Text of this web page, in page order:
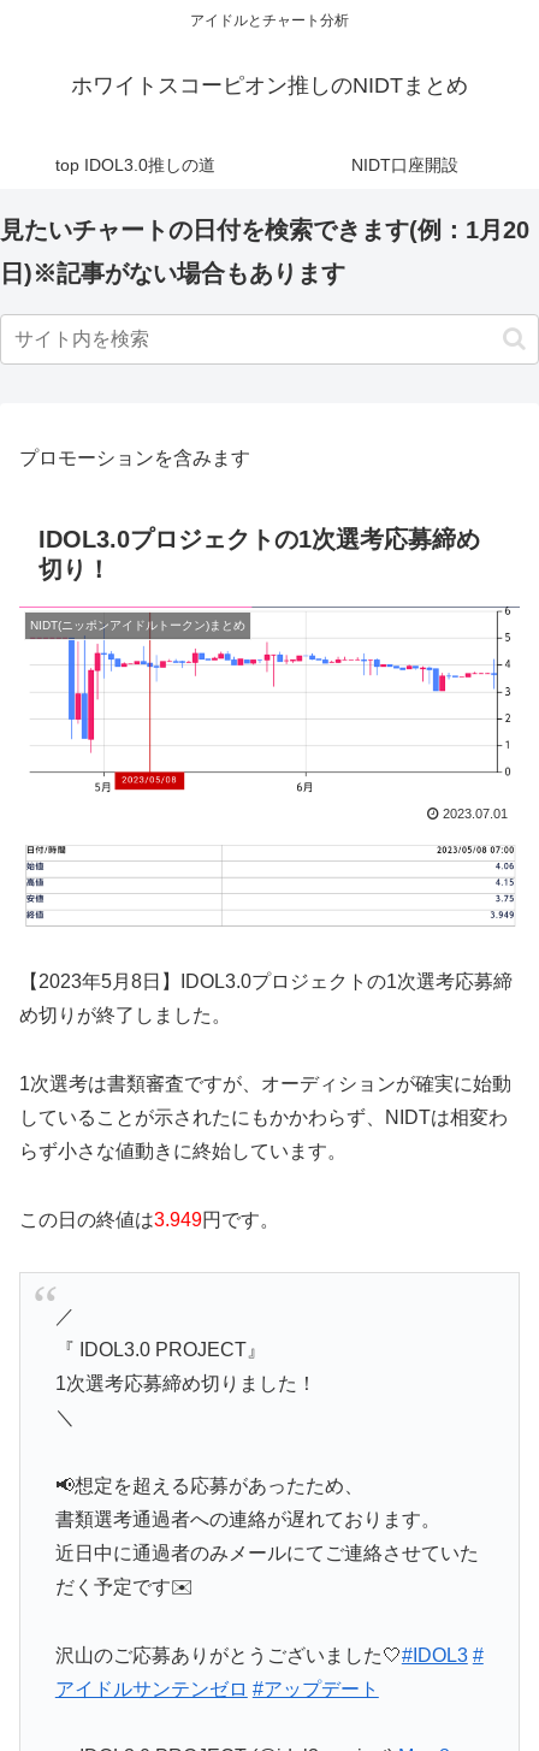
アイドルとチャート分析
ホワイトスコーピオン推しのNIDTまとめ
top IDOL3.0推しの道 NIDT口座開設
見たいチャートの日付を検索できます(例：1月20
日)※記事がない場合もあります
プロモーションを含みます
IDOL3.0プロジェクトの1次選考応募締め
切り！
NIDT(ニッポンアイドルトークン)まとめ
2023.07.01
【2023年5月8日】IDOL3.0プロジェクトの1次選考応募締
め切りが終了しました。
1次選考は書類審査ですが、オーディションが確実に始動
していることが示されたにもかかわらず、NIDTは相変わ
らず小さな値動きに終始しています。
この日の終値は3.949円です。
／
『 IDOL3.0 PROJECT』
1次選考応募締め切りました！
＼
📢想定を超える応募があったため、
書類選考通過者への連絡が遅れております。
近日中に通過者のみメールにてご連絡させていた
だく予定です✉️
沢山のご応募ありがとうございました🤍#IDOL3 #
アイドルサンテンゼロ #アップデート